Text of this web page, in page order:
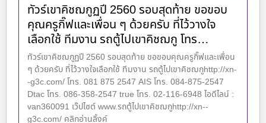
ทัวร์เขาคิชฌกูฏปี 2560 รอบสุดท้าย ขอขอบ
คุณครูกิ๊ฟและเพื่อน ๆ ด้วยครับ ที่ไว้วางใจ
เลือกใช้ ทีมงาน รถตู้ไปเขาคิชฌกู โทร…
ทัวร์เขาคิชฌกูฏปี 2560 รอบสุดท้าย ขอขอบคุณครูกิ๊ฟและเพื่อน
ๆ ด้วยครับ ที่ไว้วางใจเลือกใช้ ทีมงาน รถตู้ไปเขาคิชฌกูhttp://xn-
-g3c.com/ โทร. 081 875 2547 AIS โทร. 084-875-2547
Dtac โทร. 086-358-2547 true โทร. 02-116-6948 ไอดีไลน์ :
van360091 เว๊ปไซต์ www.รถตู้ไปเขาคิชฌกูhttp://xn--
g3c.com/ คลิกอ่านลิ้งค์